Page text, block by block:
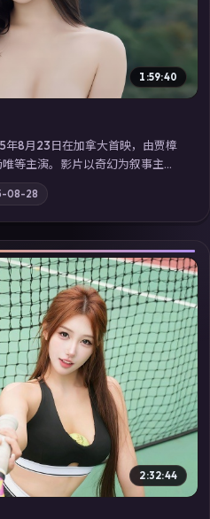
1:59:40
8月23日在加拿大首映，由贾樟
等主演。影片以奇幻为叙事主
一条时间线上交锋；摄影与配乐
国产免费观看高清电视剧在线
畅享高清在线追剧体验。
08-28
▶
2:32:44